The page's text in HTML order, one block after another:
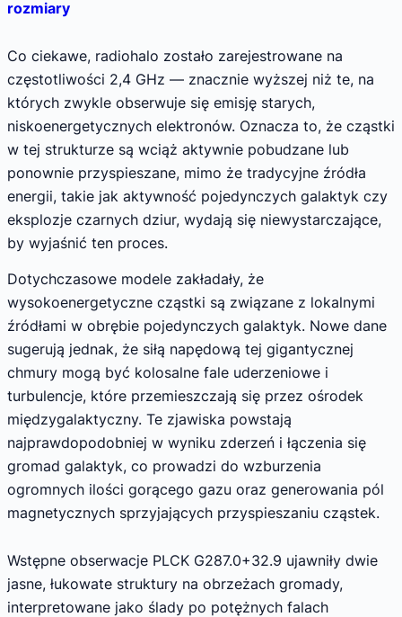
rozmiary
Co ciekawe, radiohalo zostało zarejestrowane na
częstotliwości 2,4 GHz — znacznie wyższej niż te, na
których zwykle obserwuje się emisję starych,
niskoenergetycznych elektronów. Oznacza to, że cząstki
w tej strukturze są wciąż aktywnie pobudzane lub
ponownie przyspieszane, mimo że tradycyjne źródła
energii, takie jak aktywność pojedynczych galaktyk czy
eksplozje czarnych dziur, wydają się niewystarczające,
by wyjaśnić ten proces.
Dotychczasowe modele zakładały, że
wysokoenergetyczne cząstki są związane z lokalnymi
źródłami w obrębie pojedynczych galaktyk. Nowe dane
sugerują jednak, że siłą napędową tej gigantycznej
chmury mogą być kolosalne fale uderzeniowe i
turbulencje, które przemieszczają się przez ośrodek
międzygalaktyczny. Te zjawiska powstają
najprawdopodobniej w wyniku zderzeń i łączenia się
gromad galaktyk, co prowadzi do wzburzenia
ogromnych ilości gorącego gazu oraz generowania pól
magnetycznych sprzyjających przyspieszaniu cząstek.
Wstępne obserwacje PLCK G287.0+32.9 ujawniły dwie
jasne, łukowate struktury na obrzeżach gromady,
interpretowane jako ślady po potężnych falach